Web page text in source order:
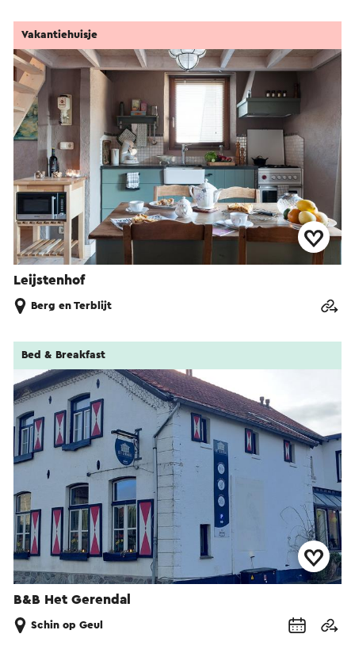
Leijstenhof
Vakantiehuisje
Berg en Terblijt
B&B Het Gerendal
Bed & Breakfast
Schin op Geul